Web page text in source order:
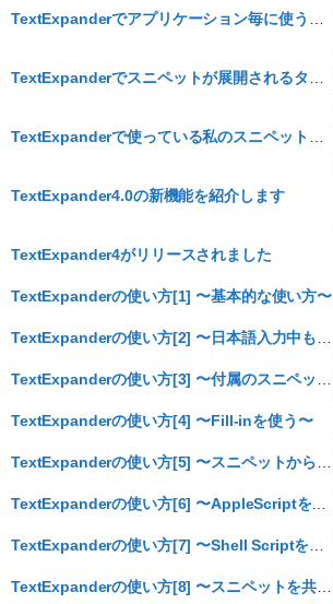
TextExpander4.0の新機能を紹介します
TextExpander4がリリースされました
TextExpanderの使い方[1] 〜基本的な使い方〜
TextExpanderの使い方[4] 〜Fill-inを使う〜
TextExpanderの使い方[6] 〜AppleScriptを使う〜